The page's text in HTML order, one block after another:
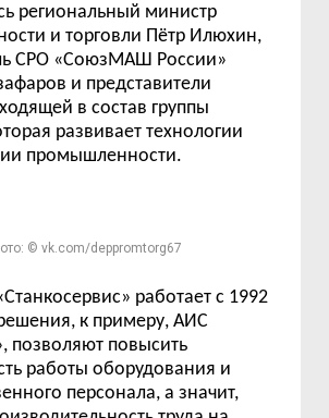
региональный министр
и торговли Пётр Илюхин,
СРО «СоюзМАШ России»
и представители
в состав группы
развивает технологии
промышленности.
© vk.com/deppromtorg67
Станкосервис» работает с 1992
к примеру, АИС
, позволяют повысить
работы оборудования и
персонала, а значит,